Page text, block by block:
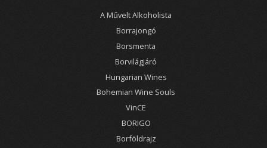
A Művelt Alkoholista
Borrajongó
Borsmenta
Borvilágjáró
Hungarian Wines
Bohemian Wine Souls
VinCE
BORIGO
Borföldrajz